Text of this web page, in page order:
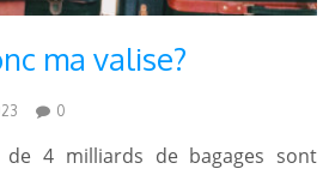
ma valise?
0
de 4 milliards de bagages sont